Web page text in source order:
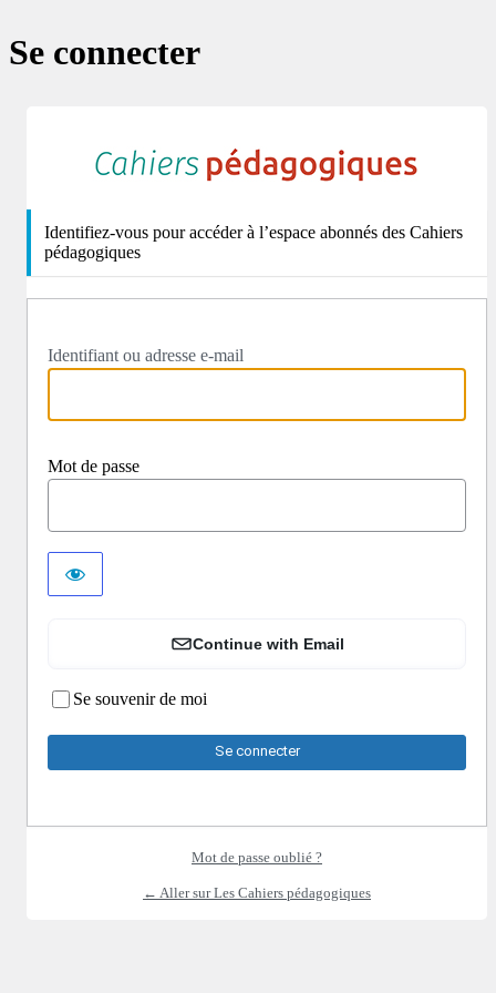
Se connecter
Identifiez-vous pour accéder à l’espace abonnés des Cahiers
pédagogiques
Identifiant ou adresse e-mail
Mot de passe
Continue with Email
Se souvenir de moi
Mot de passe oublié ?
← Aller sur Les Cahiers pédagogiques